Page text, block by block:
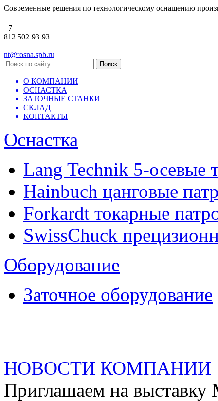
Современные решения по технологическому оснащению
+7
812 502-93-93
nt@rosna.spb.ru
О КОМПАНИИ
ОСНАСТКА
ЗАТОЧНЫЕ СТАНКИ
СКЛАД
КОНТАКТЫ
Оснастка
Lang Technik 5-осевые
Hainbuch цанговые
Forkardt токарные
SwissChuck
Оборудование
Заточное оборудование
НОВОСТИ КОМПАНИИ
Приглашаем на